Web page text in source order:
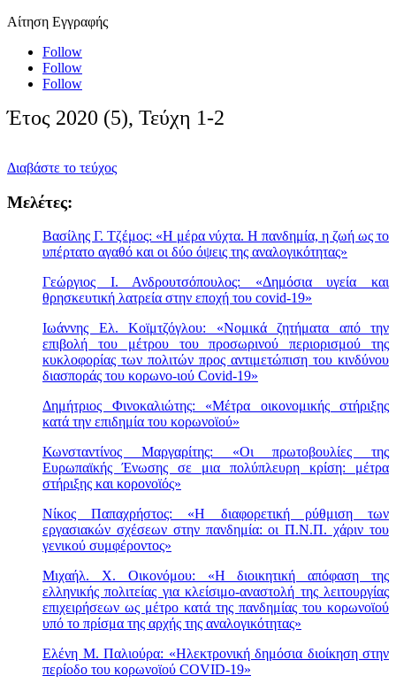
Αίτηση Εγγραφής
Follow
Follow
Follow
Έτος 2020 (5), Τεύχη 1-2
Διαβάστε το τεύχος
Μελέτες:
Βασίλης Γ. Τζέμος: «Η μέρα νύχτα. Η πανδημία, η ζωή ως το
υπέρτατο αγαθό και οι δύο όψεις της αναλογικότητας»
Γεώργιος Ι. Ανδρουτσόπουλος: «Δημόσια υγεία και
θρησκευτική λατρεία στην εποχή του covid-19»
Ιωάννης Ελ. Κοϊμτζόγλου: «Νομικά ζητήματα από την
επιβολή του μέτρου του προσωρινού περιορισμού της
κυκλοφορίας των πολιτών προς αντιμετώπιση του κινδύνου
διασποράς του κορωνο-ιού Covid-19»
Δημήτριος Φινοκαλιώτης: «Μέτρα οικονομικής στήριξης
κατά την επιδημία του κορωνοϊού»
Κωνσταντίνος Μαργαρίτης: «Οι πρωτοβουλίες της
Ευρωπαϊκής Ένωσης σε μια πολύπλευρη κρίση: μέτρα
στήριξης και κορονοϊός»
Νίκος Παπαχρήστος: «Η διαφορετική ρύθμιση των
εργασιακών σχέσεων στην πανδημία: οι Π.Ν.Π. χάριν του
γενικού συμφέροντος»
Μιχαήλ. Χ. Οικονόμου: «Η διοικητική απόφαση της
ελληνικής πολιτείας για κλείσιμο-αναστολή της λειτουργίας
επιχειρήσεων ως μέτρο κατά της πανδημίας του κορωνοϊού
υπό το πρίσμα της αρχής της αναλογικότητας»
Ελένη Μ. Παλιούρα: «Ηλεκτρονική δημόσια διοίκηση στην
περίοδο του κορωνοϊού COVID-19»